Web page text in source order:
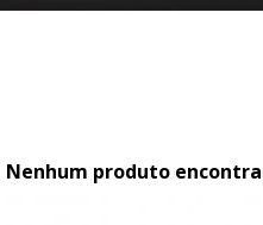
Nenhum produto